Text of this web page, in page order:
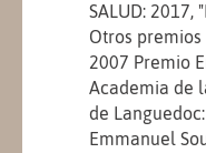
SALUD: 2017,
Otros premios
2007 Premio
Academia de
de
Emmanuel